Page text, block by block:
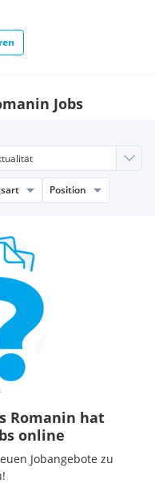
Jobs
Position
Romanin hat
online
Jobangebote zu